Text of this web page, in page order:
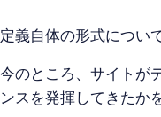
定義自体の形式につい
今のところ、サイトが
ンスを発揮してきたか